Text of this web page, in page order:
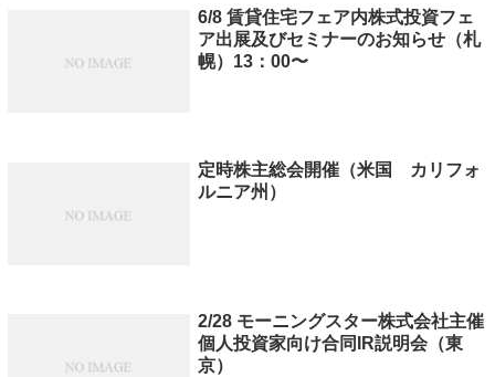
6/8 賃貸住宅フェア内株式投資フェ
ア出展及びセミナーのお知らせ（札
幌）13：00〜
定時株主総会開催（米国 カリフォ
ルニア州）
2/28 モーニングスター株式会社主催
個人投資家向け合同IR説明会（東
京）